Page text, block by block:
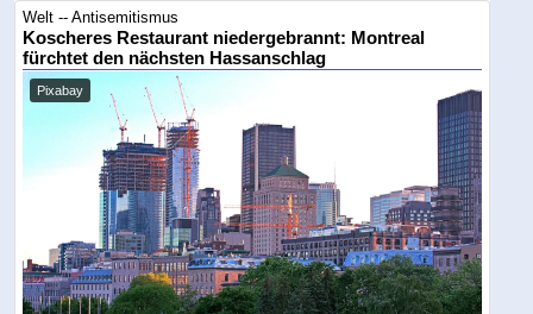
Welt -- Antisemitismus
Koscheres Restaurant niedergebrannt: Montreal
fürchtet den nächsten Hassanschlag
Pixabay